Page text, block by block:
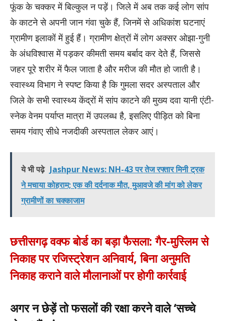
फूंक के चक्कर में बिल्कुल न पड़ें। जिले में अब तक कई लोग सांप
के काटने से अपनी जान गंवा चुके हैं, जिनमें से अधिकांश घटनाएं
ग्रामीण इलाकों में हुई हैं। ग्रामीण क्षेत्रों में लोग अक्सर ओझा-गुनी
के अंधविश्वास में पड़कर कीमती समय बर्बाद कर देते हैं, जिससे
जहर पूरे शरीर में फैल जाता है और मरीज की मौत हो जाती है।
स्वास्थ्य विभाग ने स्पष्ट किया है कि गुमला सदर अस्पताल और
जिले के सभी स्वास्थ्य केंद्रों में सांप काटने की मुख्य दवा यानी एंटी-
स्नेक वेनम पर्याप्त मात्रा में उपलब्ध है, इसलिए पीड़ित को बिना
समय गंवाए सीधे नजदीकी अस्पताल लेकर आएं।
ये भी पढ़े Jashpur News: NH-43 पर तेज रफ्तार मिनी ट्रक
ने मचाया कोहराम; एक की दर्दनाक मौत, मुआवजे की मांग को लेकर
ग्रामीणों का चक्काजाम
छत्तीसगढ़ वक्फ बोर्ड का बड़ा फैसला: गैर-मुस्लिम से
निकाह पर रजिस्ट्रेशन अनिवार्य, बिना अनुमति
निकाह कराने वाले मौलानाओं पर होगी कार्रवाई
अगर न छेड़ें तो फसलों की रक्षा करने वाले ‘सच्चे